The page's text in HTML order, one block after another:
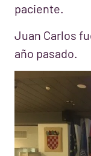
paciente.
Juan Carlos
año pasado.